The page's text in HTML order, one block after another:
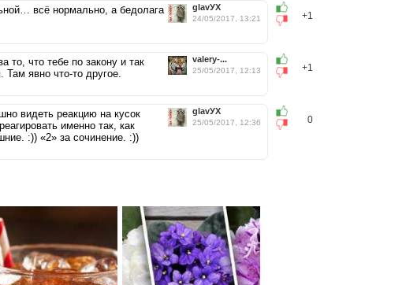
+1
glavУХ
24/05/2017, 13:21
всё нормально, а бедолага
+1
valery-...
25/05/2017, 12:13
то, что тебе по закону и так
явно что-то другое.
0
glavУХ
25/05/2017, 12:36
видеть реакцию на кусок
именно так, как
:)) «2» за сочинение. :))